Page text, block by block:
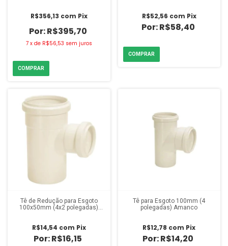
R$395,70
R$356,13 com Pix
7 x de R$56,53 sem juros
R$58,40
R$52,56 com Pix
Tê de Redução para Esgoto
100x50mm (4x2 polegadas)
R$16,15
R$14,54 com Pix
Tê para Esgoto 100mm (4
polegadas) Amanco
R$14,20
R$12,78 com Pix